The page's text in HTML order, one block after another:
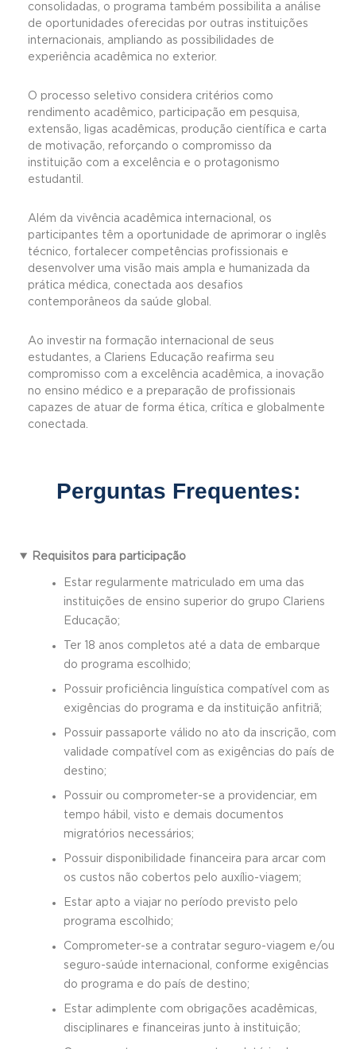
consolidadas, o programa também possibilita a análise
de oportunidades oferecidas por outras instituições
internacionais, ampliando as possibilidades de
experiência acadêmica no exterior.
O processo seletivo considera critérios como
rendimento acadêmico, participação em pesquisa,
extensão, ligas acadêmicas, produção científica e carta
de motivação, reforçando o compromisso da
instituição com a excelência e o protagonismo
estudantil.
Além da vivência acadêmica internacional, os
participantes têm a oportunidade de aprimorar o inglês
técnico, fortalecer competências profissionais e
desenvolver uma visão mais ampla e humanizada da
prática médica, conectada aos desafios
contemporâneos da saúde global.
Ao investir na formação internacional de seus
estudantes, a Clariens Educação reafirma seu
compromisso com a excelência acadêmica, a inovação
no ensino médico e a preparação de profissionais
capazes de atuar de forma ética, crítica e globalmente
conectada.
Perguntas Frequentes:
Requisitos para participação
Estar regularmente matriculado em uma das
instituições de ensino superior do grupo Clariens
Educação;
Ter 18 anos completos até a data de embarque
do programa escolhido;
Possuir proficiência linguística compatível com as
exigências do programa e da instituição anfitriã;
Possuir passaporte válido no ato da inscrição, com
validade compatível com as exigências do país de
destino;
Possuir ou comprometer-se a providenciar, em
tempo hábil, visto e demais documentos
migratórios necessários;
Possuir disponibilidade financeira para arcar com
os custos não cobertos pelo auxílio-viagem;
Estar apto a viajar no período previsto pelo
programa escolhido;
Comprometer-se a contratar seguro-viagem e/ou
seguro-saúde internacional, conforme exigências
do programa e do país de destino;
Estar adimplente com obrigações acadêmicas,
disciplinares e financeiras junto à instituição;